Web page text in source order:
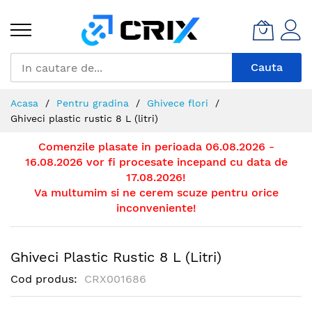
Continut
Cauta
Acasa Pentru gradina
Ghivece flori
Ghiveci plastic rustic 8 L (litri)
Comenzile plasate in perioada 06.08.2026 -
16.08.2026 vor fi procesate incepand cu data de
17.08.2026!
Va multumim si ne cerem scuze pentru orice
inconveniente!
Ghiveci Plastic Rustic 8 L (litri)
Cod produs CRX001686